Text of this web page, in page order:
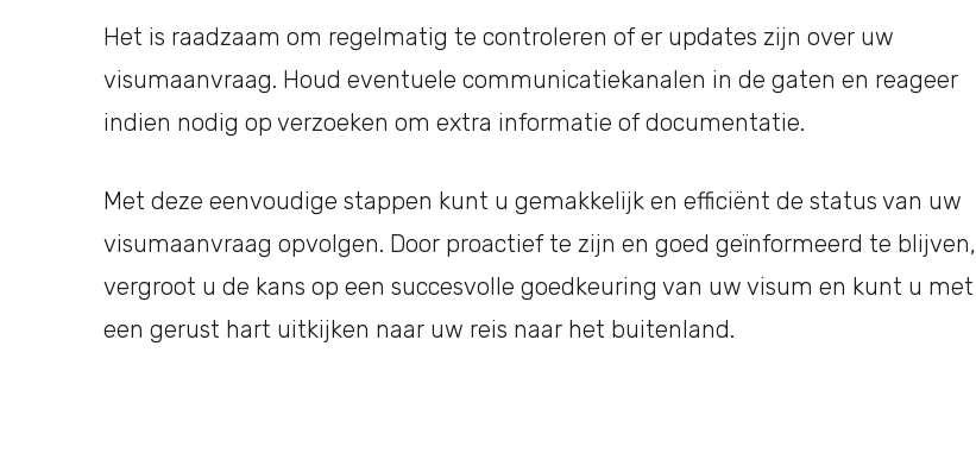
Het is raadzaam om regelmatig te controleren of er updates zijn over uw
visumaanvraag. Houd eventuele communicatiekanalen in de gaten en reageer
indien nodig op verzoeken om extra informatie of documentatie.
Met deze eenvoudige stappen kunt u gemakkelijk en efficiënt de status van uw
visumaanvraag opvolgen. Door proactief te zijn en goed geïnformeerd te blijven,
vergroot u de kans op een succesvolle goedkeuring van uw visum en kunt u met
een gerust hart uitkijken naar uw reis naar het buitenland.